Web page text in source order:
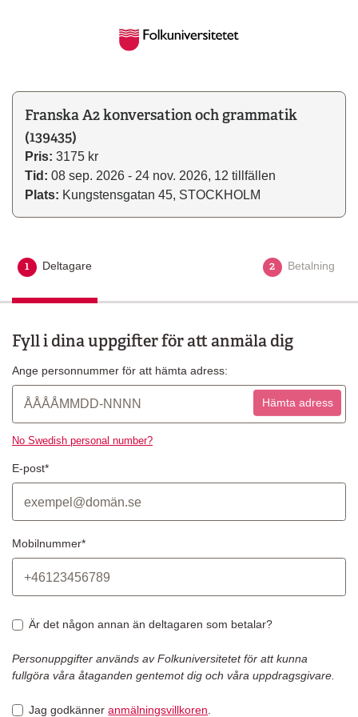
Franska A2 konversation och grammatik
(139435)
Pris: 3175 kr
Tid: 08 sep. 2026 - 24 nov. 2026, 12 tillfällen
Plats: Kungstensgatan 45, STOCKHOLM
1 Aktuellt steg
Deltagare 2 Betalning
Fyll i dina uppgifter för att anmäla dig
Ange personnummer för att hämta adress:
Hämta adress
No Swedish personal number?
E-post*
Mobilnummer*
Är det någon annan än deltagaren som betalar?
Personuppgifter används av Folkuniversitetet för att kunna
fullgöra våra åtaganden gentemot dig och våra uppdragsgivare.
Jag godkänneranmälningsvillkoren